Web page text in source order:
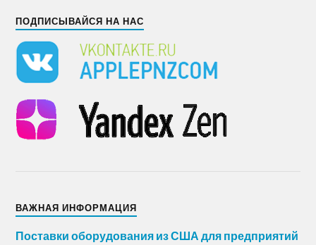
ПОДПИСЫВАЙСЯ НА НАС
ВАЖНАЯ ИНФОРМАЦИЯ
Поставки оборудования из США для предприятий